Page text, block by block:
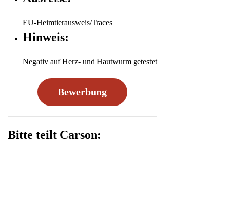
EU-Heimtierausweis/Traces
Hinweis:
Negativ auf Herz- und Hautwurm getestet
Bewerbung
Bitte teilt Carson: